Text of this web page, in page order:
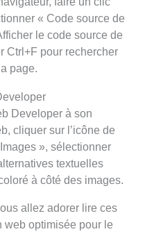
« Code source de
le code source de
Ctrl+F pour rechercher
page.
Developer à son
cliquer sur l’icône de
», sélectionner
textuelles
à côté des images.
allez adorer lire ces
web optimisée pour le